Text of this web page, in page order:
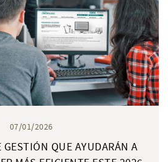
07/01/2026
GESTIÓN QUE AYUDARÁN A